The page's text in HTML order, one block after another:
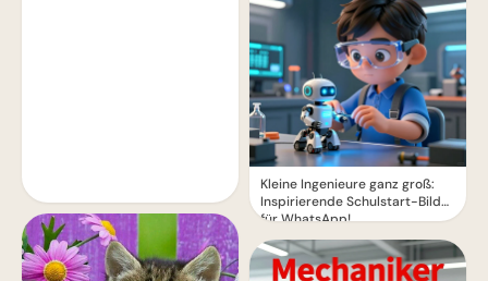
Kleine Ingenieure ganz groß:
Inspirierende Schulstart-Bilder
für WhatsApp!